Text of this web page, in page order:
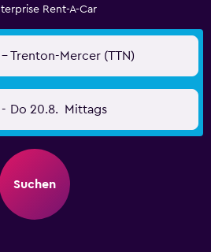
Rent-A-Car
- Trenton-Mercer (TTN)
- Do 20.8. Mittags
Suchen